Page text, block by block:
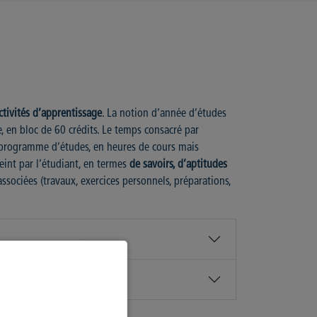
d’apprentissage. La notion d’année d’études
bloc de 60 crédits. Le temps consacré par
d’études, en heures de cours mais
par l’étudiant, en termes de savoirs, d’aptitudes
(travaux, exercices personnels, préparations,